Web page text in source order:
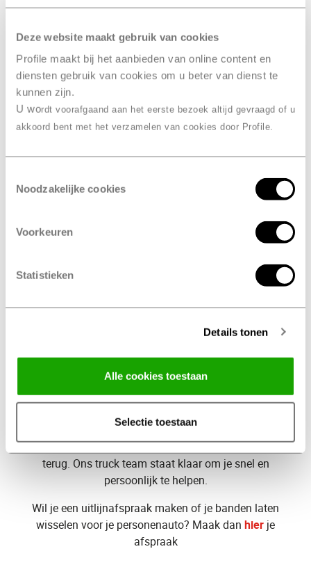
Deze website maakt gebruik van cookies
Profile maakt bij het aanbieden van online content en
diensten gebruik van cookies om u beter van dienst te
kunnen zijn.
U wordt voorafgaand aan het eerste bezoek altijd gevraagd of u
akkoord bent met het verzamelen van cookies door Profile.
Noodzakelijke cookies
Voorkeuren
Statistieken
Details tonen
Alle cookies toestaan
Selectie toestaan
een reguliere vestiging
Eén telefoontje is voldoende:
binnen korte tijd ben je weer op
weg
Rijdt jouw voertuig niet meer, dan
Hoe zit het met de
Profile heeft een vloot van zo’n driehonderd mobiele
service units. Binnen enkele jaren is deze service
Laat je gegevensachter, wij
binnen 24 uur terug
truck services? Laat je gegevens achter in het
onderstaande formulier, en wij bellen je binnen 24 uur
terug. Ons truck team staat klaar om je snel en
persoonlijk te helpen.
Wil je een uitlijnafspraak maken of je banden laten
wisselen voor je personenauto? Maak dan hier je
afspraak